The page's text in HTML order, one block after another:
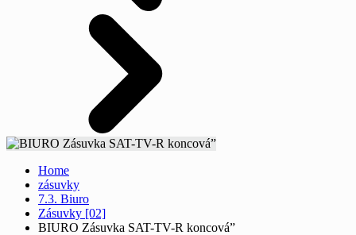
Home
zásuvky
7.3. Biuro
Zásuvky [02]
BIURO Zásuvka SAT-TV-R koncová”